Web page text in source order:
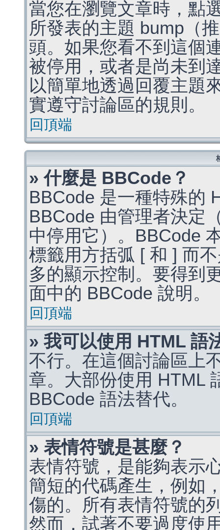
當您在瀏覽文章時，點
所發表的主題 bump（
頭。如果您看不到這個
被停用，或者是尚未到
以簡單地透過回覆主題
實遵守討論區的規則。
回頂端
» 什麼是 BBCode？
BBCode 是一種特殊的
BBCode 由管理者決定
中停用它）。BBCode
標籤用方括弧 [ 和 ] 而
多的顯示控制。要得到
面中的 BBCode 說明。
回頂端
» 我可以使用 HTML 語
不行。在這個討論區上
章。大部份使用 HTML
BBCode 語法替代。
回頂端
» 表情符號是甚麼？
表情符號，是能夠表示
簡短的代碼產生，例如
傷的。所有表情符號的
然而，試著不要過度使